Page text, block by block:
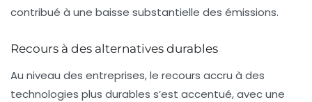
contribué à une baisse substantielle des émissions.
Recours à des alternatives durables
Au niveau des entreprises, le recours accru à des
technologies plus durables s’est accentué, avec une